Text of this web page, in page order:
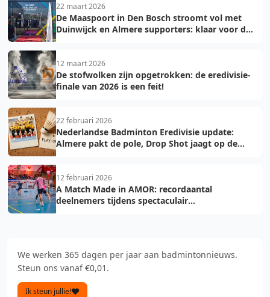
22 maart 2026
De Maaspoort in Den Bosch stroomt vol met
Duinwijck en Almere supporters: klaar voor de
12 maart 2026
De stofwolken zijn opgetrokken: de eredivisie-
finale van 2026 is een feit!
22 februari 2026
Nederlandse Badminton Eredivisie update:
Almere pakt de pole, Drop Shot jaagt op de
12 februari 2026
A Match Made in AMOR: recordaantal
deelnemers tijdens spectaculair
We werken 365 dagen per jaar aan badmintonnieuws.
Steun ons vanaf €0,01.
Ik steun jullie!